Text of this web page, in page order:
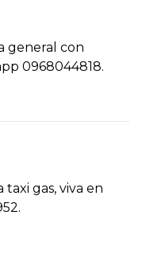
general con
0968044818.
gas, viva en